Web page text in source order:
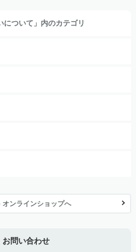
について」内のカテゴリ
ンラインショップへ
お問い合わせ